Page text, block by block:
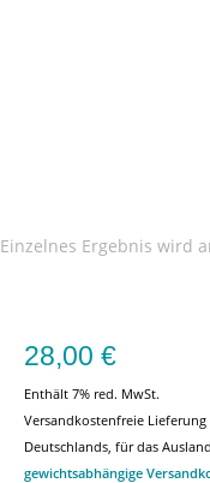
Einzelnes Ergebnis wird
28,00 €
Enthält 7% red. MwSt.
Versandkostenfreie
Deutschlands, für das
gewichtsabhängige